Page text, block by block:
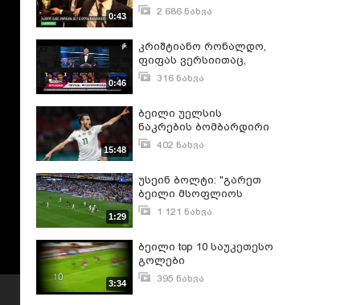
0:43
ფეხბურთელია
2 686 ნახვა
0:46
კრიშტიანო რონალდო,
ფიფას ვერსიითაც,
წლის საუკეთესო
316 ნახვა
15:48
ბეილი უელსის
ნაკრების ბომბარდირი
გახდა! ჩინეთი - უელსი
402 ნახვა
1:29
უსეინ ბოლტი: "გარეთ
ბეილი მსოფლიოს
უსწრაფესი
1 121 ნახვა
3:34
ბეილი top 10 საუკეთესო
გოლები
395 ნახვა